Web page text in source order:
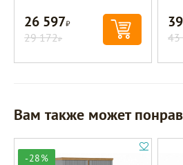
26 597Р
29 172Р 43
Вам также может
-28%